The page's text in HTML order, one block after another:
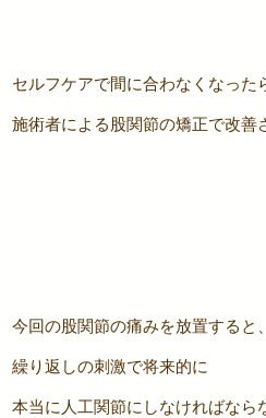
セルフケアで間に合わなくなった
施術者による股関節の矯正で改善
今回の股関節の痛みを放置すると、
繰り返しの刺激で将来的に
本当に人工関節にしなければなら